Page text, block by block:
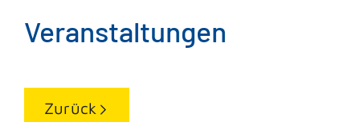
Veranstaltungen
Zurück